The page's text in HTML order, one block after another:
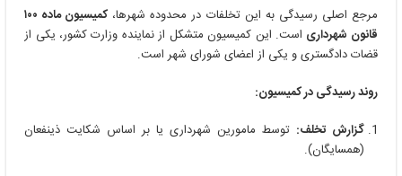
مرجع اصلی رسیدگی به این تخلفات در محدوده شهرها،
کمیسیون ماده ۱۰۰
قانون شهرداری است. این کمیسیون متشکل از نماینده وزارت کشور، یکی از
قضات دادگستری و یکی از اعضای شورای شهر است.
روند رسیدگی در کمیسیون:
گزارش تخلف: توسط مامورین شهرداری یا بر اساس شکایت ذینفعان
(همسایگان).